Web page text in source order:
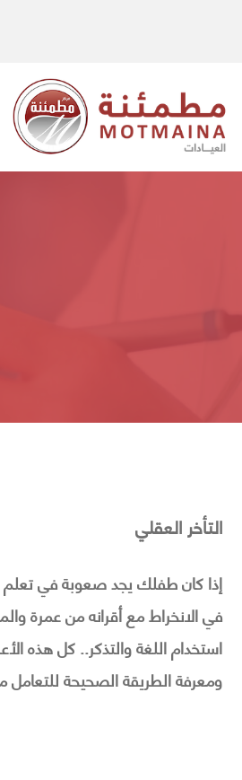
التأخر العقلي
إذا كان طفلك يجد صعوبة في
في الانخراط مع أقرانه من عمرة
استخدام اللغة والتذكر.. كل هذه
ومعرفة الطريقة الصحيحة